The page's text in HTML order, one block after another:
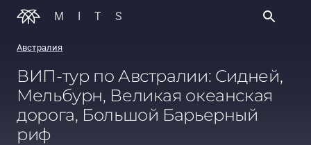
MITS
Австралия
ВИП-тур по Австралии: Сидней,
Мельбурн, Великая океанская
дорога, Большой Барьерный
риф